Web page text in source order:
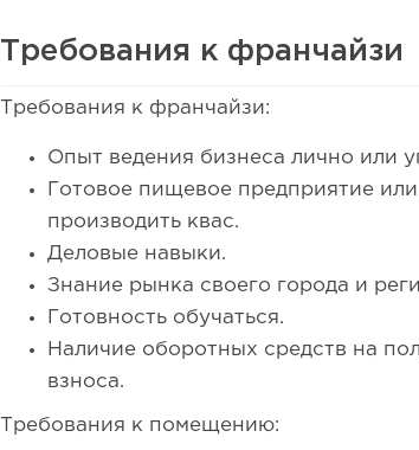
41
Франшиза кафе: рейтинг лучших франшиз
Требования к франчайзи
Требования к франчайзи:
Опыт ведения бизнеса лично или
Готовое пищевое предприятие
производить квас.
Деловые навыки.
Знание рынка своего города и
Готовность обучаться.
Наличие оборотных средств на
взноса.
Требования к помещению: